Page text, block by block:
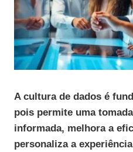
A cultura de dados é
pois permite uma
informada, melhora a
personaliza a